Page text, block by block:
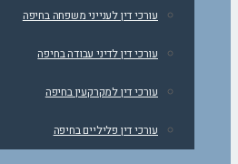
עורכי דין לענייני משפחה בחיפה
עורכי דין לדיני עבודה בחיפה
עורכי דין למקרקעין בחיפה
עורכי דין פליליים בחיפה